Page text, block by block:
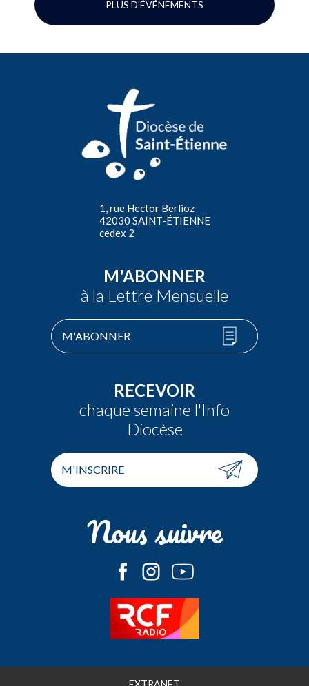
PLUS D'ÉVÉNEMENTS
1, rue Hector Berlioz
42030 SAINT-ÉTIENNE
cedex 2
M'ABONNER
à la Lettre Mensuelle
M'ABONNER
RECEVOIR
chaque semaine l'Info
Diocèse
M'INSCRIRE
Nous suivre
EXTRANET